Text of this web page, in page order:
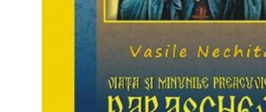
Știință si natură